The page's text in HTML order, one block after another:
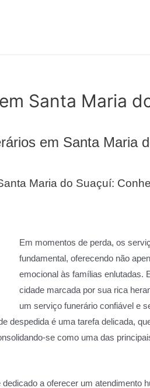
Santa Maria
em Santa Maria
Maria do Suaçuí:
Em momentos de perda, os
fundamental, oferecendo não
emocional às famílias enlutadas.
cidade marcada por sua rica
um serviço funerário confiável e
despedida é uma tarefa delicada,
se como uma das
dedicado a oferecer um atendimento